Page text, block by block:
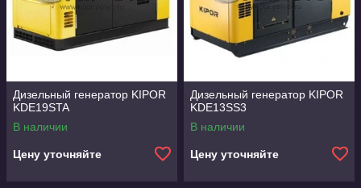
Дизельный генератор KIPOR
KDE19STA
В наличии
Цену уточняйте
Дизельный генератор KIPOR
KDE13SS3
В наличии
Цену уточняйте